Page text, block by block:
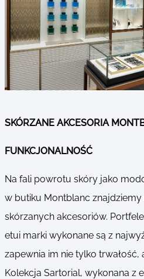
SKÓRZANE AKCESORIA
FUNKCJONALNOŚĆ
Na fali powrotu skóry jako
w butiku Montblanc
skórzanych akcesoriów.
etui marki wykonane są z
zapewnia im nie tylko
Kolekcja Sartorial, wykonana z